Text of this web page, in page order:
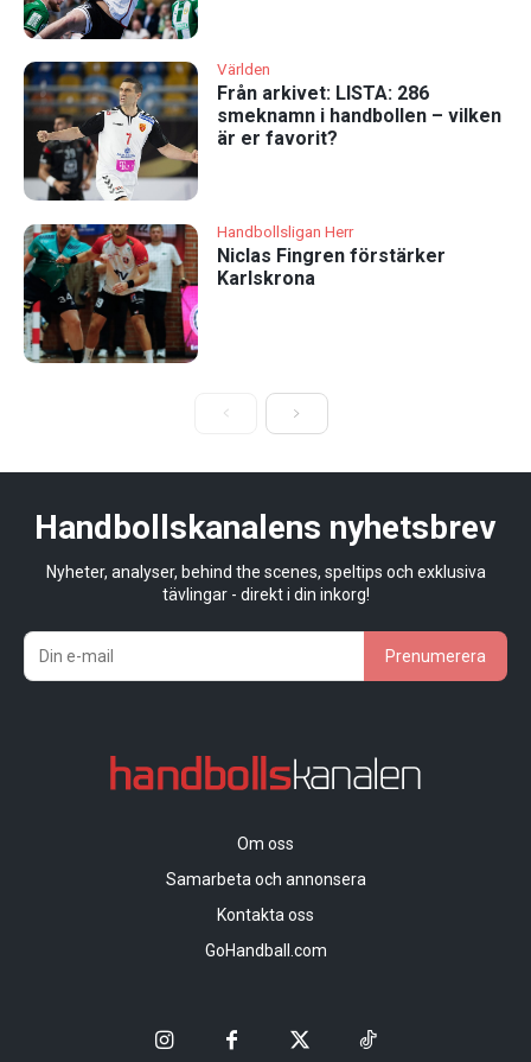
Världen
Från arkivet: LISTA: 286
smeknamn i handbollen – vilken
är er favorit?
Handbollsligan Herr
Niclas Fingren förstärker
Karlskrona
Handbollskanalens nyhetsbrev
Nyheter, analyser, behind the scenes, speltips och exklusiva
tävlingar - direkt i din inkorg!
Prenumerera
Om oss
Samarbeta och annonsera
Kontakta oss
GoHandball.com